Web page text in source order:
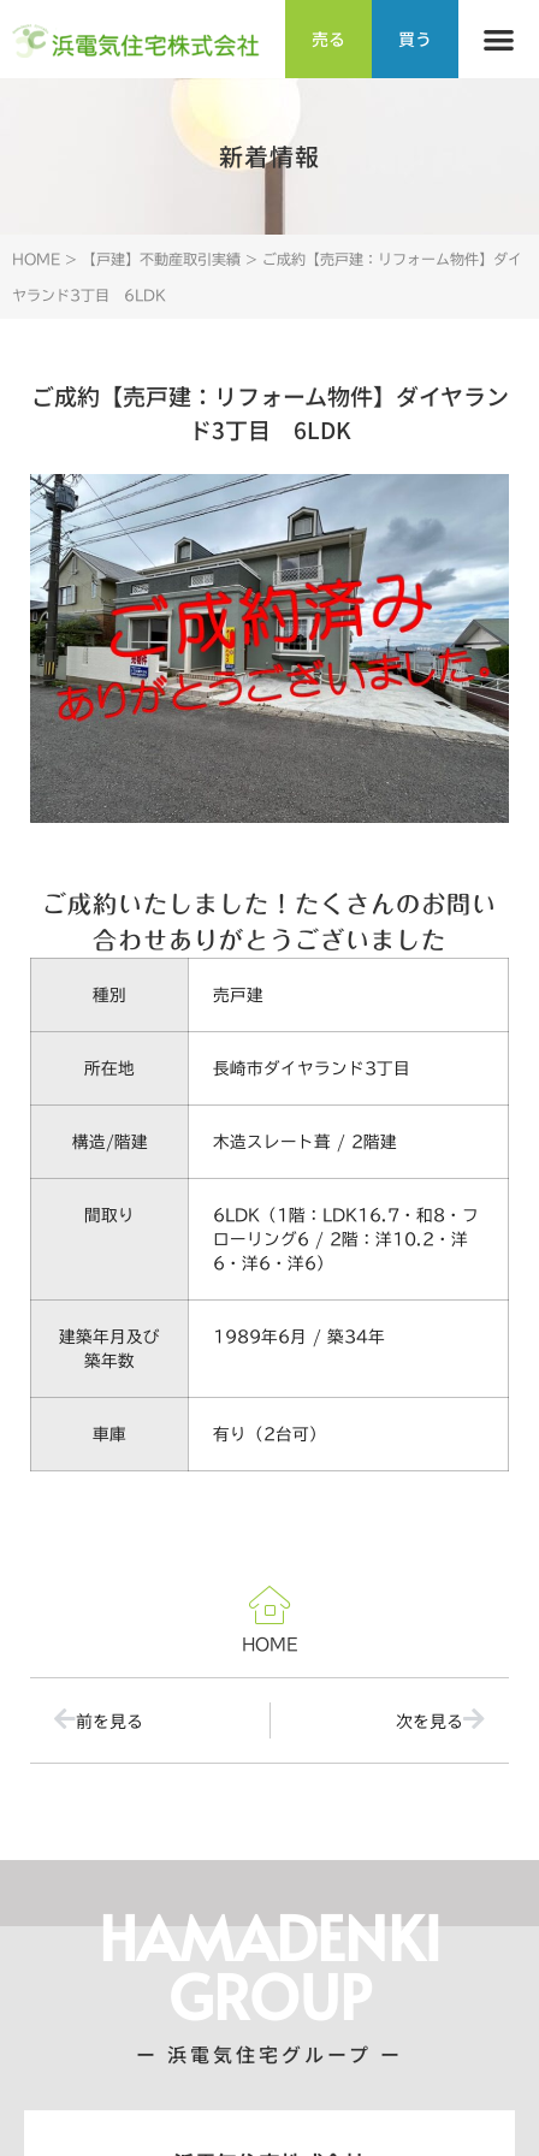
売る 買う
新着情報
HOME > 【戸建】不動産取引実績 > ご成約【売戸建：リフォーム物件】ダイ
ヤランド3丁目 6LDK
ご成約【売戸建：リフォーム物件】ダイヤラン
ド3丁目 6LDK
ご成約いたしました！たくさんのお問い
合わせありがとうございました
種別 売戸建
所在地 長崎市ダイヤランド3丁目
構造/階建 木造スレート葺 / 2階建
間取り
6LDK（1階：LDK16.7・和8・フ
ローリング6 / 2階：洋10.2・洋
6・洋6・洋6）
建築年月及び
築年数
1989年6月 / 築34年
車庫 有り（2台可）
HOME
前を見る 次を見る
HAMADENKI
GROUP
ー 浜電気住宅グループ ー